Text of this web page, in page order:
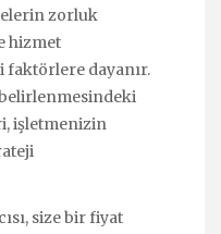
zorluk
hizmet
faktörlere dayanır.
belirlenmesindeki
işletmenizin
size bir fiyat